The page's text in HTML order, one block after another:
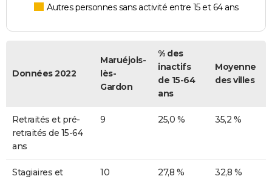
Autres personnes sans activité entre 15 et 64 ans
Données 2022
Maruéjols-
lès-
Gardon
% des
inactifs
de 15-64
ans
Moyenne
des villes
Retraités et pré-
retraités de 15-64
ans
9 25,0 % 35,2 %
Stagiaires et
10 27,8 % 32,8 %